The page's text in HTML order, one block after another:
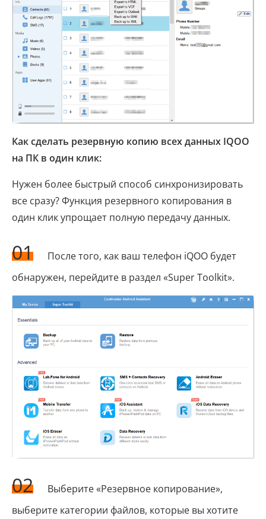
Как сделать резервную копию всех данных IQOO
на ПК в один клик:
Нужен более быстрый способ синхронизировать
все сразу? Функция резервного копирования в
один клик упрощает полную передачу данных.
01
После того, как ваш телефон iQOO будет
обнаружен, перейдите в раздел «Super Toolkit».
02
Выберите «Резервное копирование»,
выберите категории файлов, которые вы хотите